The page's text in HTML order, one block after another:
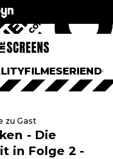
FILMESERIEN
zu Gast
- Die
in Folge 2 -